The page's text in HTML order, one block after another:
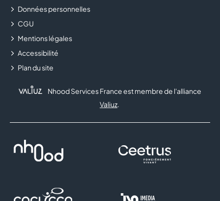
Données personnelles
CGU
Mentions légales
Accessibilité
Plan du site
Nhood Services France est membre de l'alliance
Valiuz.